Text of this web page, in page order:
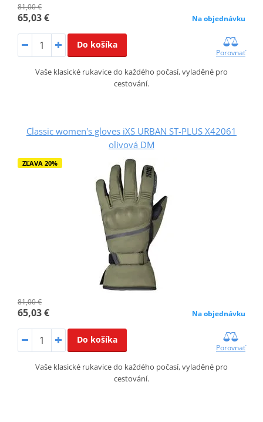
81,00 €
65,03 € Na objednávku
Do košíka
Porovnať
Vaše klasické rukavice do každého počasí, vyladěné pro
cestování.
Classic women's gloves iXS URBAN ST-PLUS X42061
olivová DM
ZĽAVA 20%
81,00 €
65,03 € Na objednávku
Do košíka
Porovnať
Vaše klasické rukavice do každého počasí, vyladěné pro
cestování.